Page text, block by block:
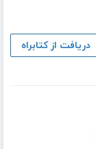
دریافت از کتابراه